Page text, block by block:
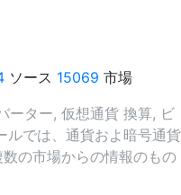
ソース 15069 市場
ーター, 仮想通貨 換算, ビ
ルでは、通貨およ暗号通貨
の市場からの情報のもの